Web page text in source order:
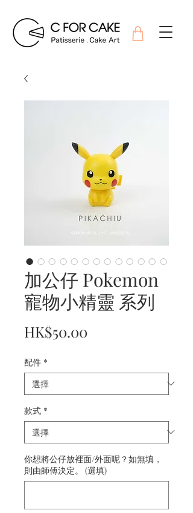
加公仔 Pokemon
寵物小精靈 系列
HK$50.00
配件 *
款式 *
你想將公仔放裡面/外面呢？如無填，
則由師傅決定。 (選填)